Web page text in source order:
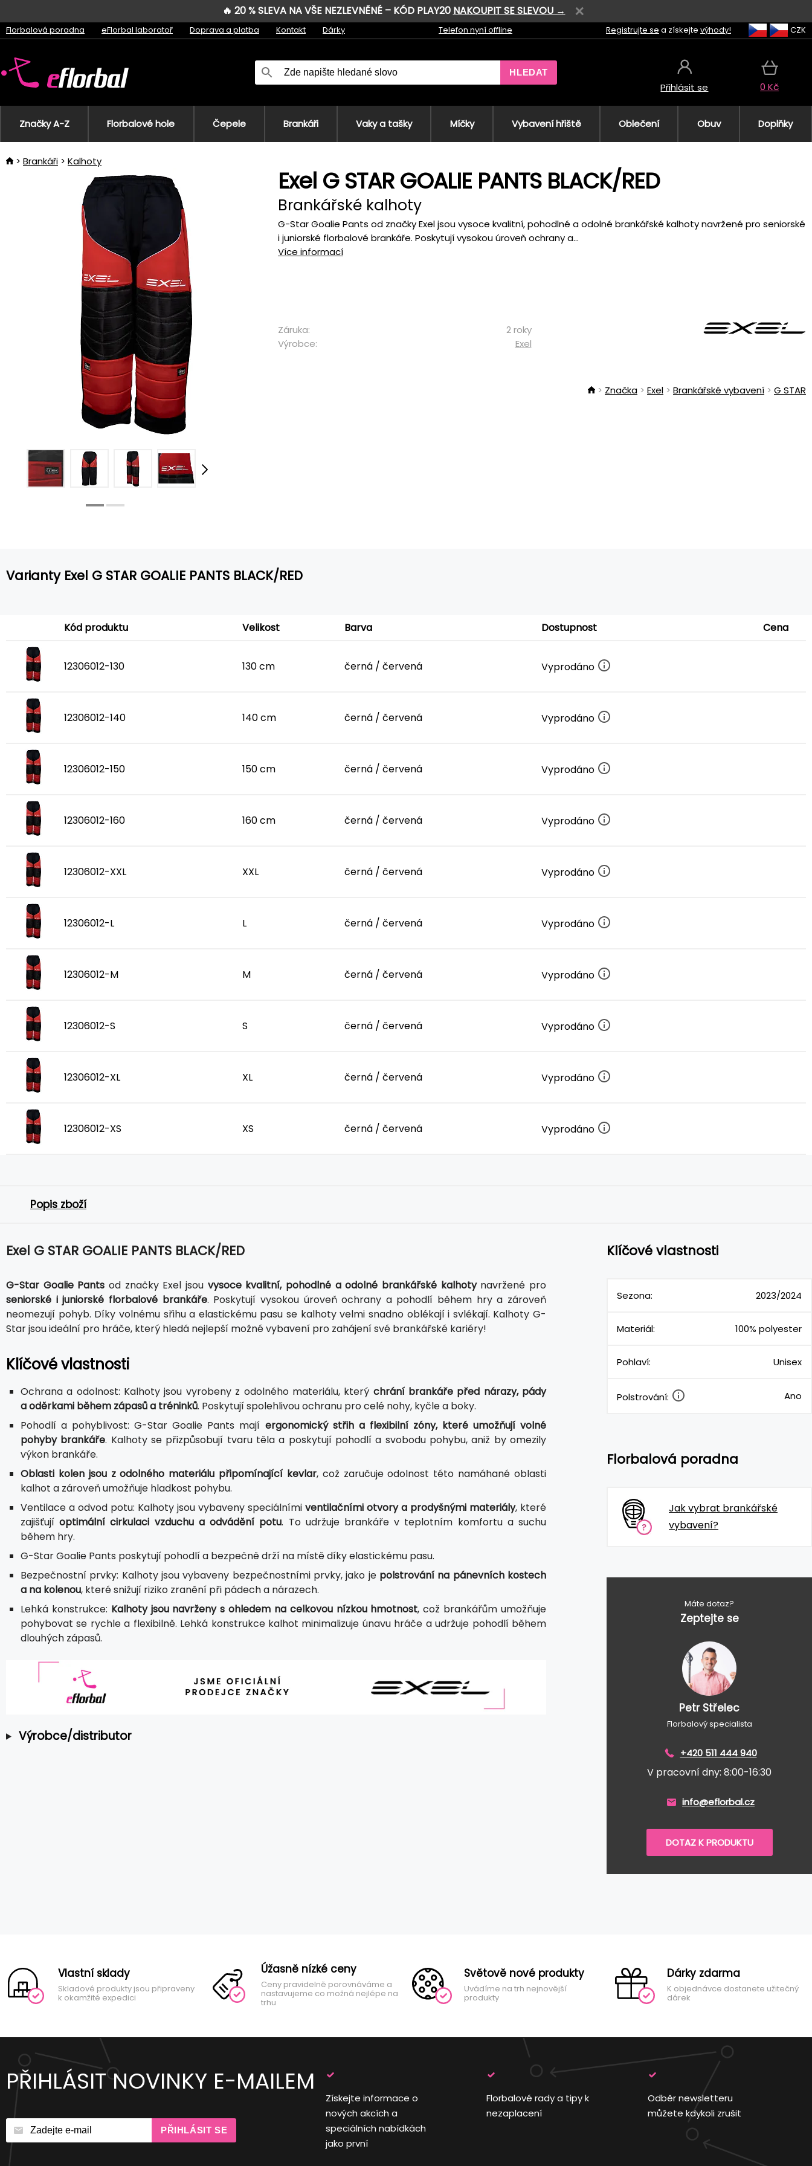
🔥 20 % SLEVA NA VŠE NEZLEVNĚNÉ – KÓD PLAY20 NAKOUPIT SE SLEVOU →
Florbalová poradna eFlorbal laboratoř Doprava a platba Kontakt Dárky Telefon nyní offline Registrujte se a získejte výhody! CZK
HLEDAT
Přihlásit se 0 Kč
Značky A-Z Florbalové hole Čepele Brankáři Vaky a tašky Míčky Vybavení hřiště Oblečení Obuv Doplňky
Brankáři Kalhoty
Exel G STAR GOALIE PANTS BLACK/RED
Brankářské kalhoty
G-Star Goalie Pants od značky Exel jsou vysoce kvalitní, pohodlné a odolné brankářské kalhoty navržené pro seniorské
i juniorské florbalové brankáře. Poskytují vysokou úroveň ochrany a...
Více informací
Záruka:
2 roky
Výrobce:
Exel
Značka Exel Brankářské vybavení G STAR
Varianty Exel G STAR GOALIE PANTS BLACK/RED
Kód produktu Velikost Barva Dostupnost Cena
12306012-130 130 cm černá / červená Vyprodáno
12306012-140 140 cm černá / červená Vyprodáno
12306012-150 150 cm černá / červená Vyprodáno
12306012-160 160 cm černá / červená Vyprodáno
12306012-XXL XXL černá / červená Vyprodáno
12306012-L L černá / červená Vyprodáno
12306012-M M černá / červená Vyprodáno
12306012-S S černá / červená Vyprodáno
12306012-XL XL černá / červená Vyprodáno
12306012-XS XS černá / červená Vyprodáno
Popis zboží
Exel G STAR GOALIE PANTS BLACK/RED
G-Star Goalie Pants od značky Exel jsou vysoce kvalitní, pohodlné a odolné brankářské kalhotynavržené pro
seniorské i juniorské florbalové brankáře. Poskytují vysokou úroveň ochrany a pohodlí během hry a zároveň
neomezují pohyb. Díky volnému sřihu a elastickému pasu se kalhoty velmi snadno oblékají i svlékají. Kalhoty G-
Star jsou ideální pro hráče, který hledá nejlepší možné vybavení pro zahájení své brankářské kariéry!
Klíčové vlastnosti
Ochrana a odolnost: Kalhoty jsou vyrobeny z odolného materiálu, který chrání brankáře před nárazy, pády
a oděrkami během zápasů a tréninků. Poskytují spolehlivou ochranu pro celé nohy, kyčle a boky.
Pohodlí a pohyblivost: G-Star Goalie Pants mají ergonomický střih a flexibilní zóny, které umožňují volné
pohyby brankáře. Kalhoty se přizpůsobují tvaru těla a poskytují pohodlí a svobodu pohybu, aniž by omezily
výkon brankáře.
Oblasti kolen jsou z odolného materiálu připomínající kevlar, což zaručuje odolnost této namáhané oblasti
kalhot a zároveň umožňuje hladkost pohybu.
Ventilace a odvod potu: Kalhoty jsou vybaveny speciálními ventilačními otvory a prodyšnými materiály, které
zajišťujíoptimální cirkulaci vzduchu a odvádění potu. To udržuje brankáře v teplotním komfortu a suchu
během hry.
G-Star Goalie Pants poskytují pohodlí a bezpečně drží na místě díky elastickému pasu.
Bezpečnostní prvky: Kalhoty jsou vybaveny bezpečnostními prvky, jako je polstrování na pánevních kostech
a na kolenou, které snižují riziko zranění při pádech a nárazech.
Lehká konstrukce: Kalhoty jsou navrženy s ohledem na celkovou nízkou hmotnost, což brankářům umožňuje
pohybovat se rychle a flexibilně. Lehká konstrukce kalhot minimalizuje únavu hráče a udržuje pohodlí během
dlouhých zápasů.
Výrobce/distributor
Klíčové vlastnosti
Sezona: 2023/2024
Materiál: 100% polyester
Pohlaví: Unisex
Polstrování: Ano
Florbalová poradna
Jak vybrat brankářské
vybavení?
Máte dotaz?
Zeptejte se
Petr Střelec
Florbalový specialista
+420 511 444 940
V pracovní dny: 8:00-16:30
info@eflorbal.cz
DOTAZ K PRODUKTU
Vlastní sklady
Skladové produkty jsou připraveny
k okamžité expedici
Úžasně nízké ceny
Ceny pravidelně porovnáváme a
nastavujeme co možná nejlépe na
trhu
Světově nové produkty
Uvádíme na trh nejnovější
produkty
Dárky zdarma
K objednávce dostanete užitečný
dárek
PŘIHLÁSIT NOVINKY E-MAILEM
PŘIHLÁSIT SE
Získejte informace o
nových akcích a
speciálních nabídkách
jako první
Florbalové rady a tipy k
nezaplacení
Odběr newsletteru
můžete kdykoli zrušit